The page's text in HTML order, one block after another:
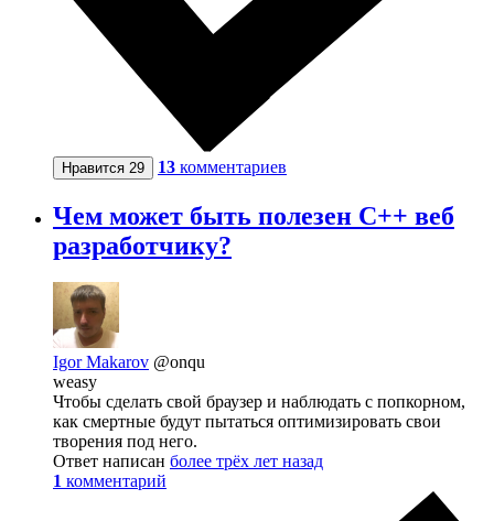
Нравится 29 13 комментариев
Чем может быть полезен C++ веб
разработчику?
Igor Makarov @onqu
weasy
Чтобы сделать свой браузер и наблюдать с попкорном,
как смертные будут пытаться оптимизировать свои
творения под него.
Ответ написан более трёх лет назад
1 комментарий